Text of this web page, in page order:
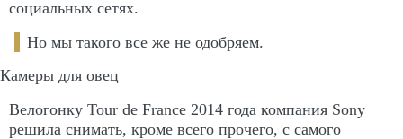
социальных сетях.
Но мы такого все же не одобряем.
Камеры для овец
Велогонку Tour de France 2014 года компания Sony
решила снимать, кроме всего прочего, с самого